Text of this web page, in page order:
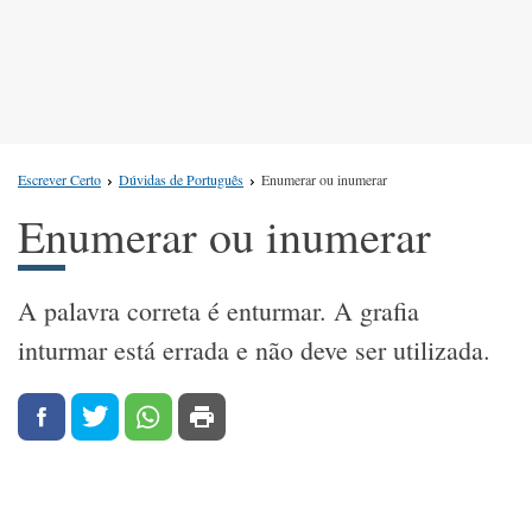
Escrever Certo Dúvidas de Português Enumerar ou inumerar
Enumerar ou inumerar
A palavra correta é enturmar. A grafia
inturmar está errada e não deve ser utilizada.